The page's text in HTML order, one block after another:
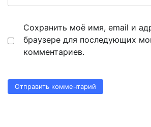
Сохранить моё имя, email и
браузере для последующих
комментариев.